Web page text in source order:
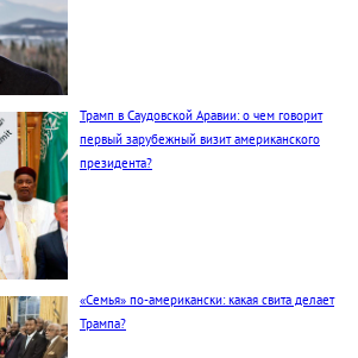
Трамп в Саудовской Аравии: о чем говорит
первый зарубежный визит американского
президента?
«Семья» по-американски: какая свита делает
Трампа?